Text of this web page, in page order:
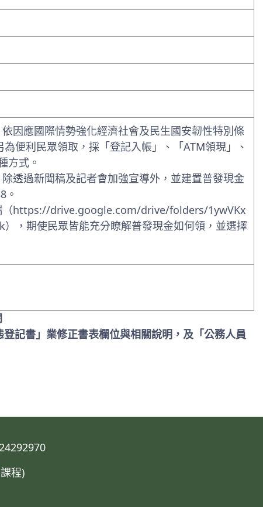
因應國際情勢強化經濟社會及民生國安韌性特別條
便利民眾領取，採「登記入帳」、「ATM領現」、
方式。
透過新聞稿及記者會加強宣導外，並建置普發現金
。
（https://drive.google.com/drive/folders/1ywVKx
，期使民眾皆能充分瞭解普發現金如何領，並選擇
記書」業修正書表欄位與相關說明，及「公務人員
程)